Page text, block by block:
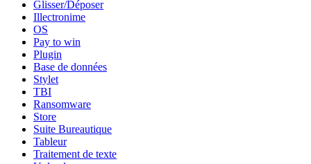
Glisser/Déposer
Illectronime
OS
Pay to win
Plugin
Base de données
Stylet
TBI
Ransomware
Store
Suite Bureautique
Tableur
Traitement de texte